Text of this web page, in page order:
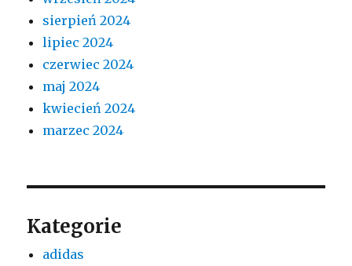
sierpień 2024
lipiec 2024
czerwiec 2024
maj 2024
kwiecień 2024
marzec 2024
Kategorie
adidas